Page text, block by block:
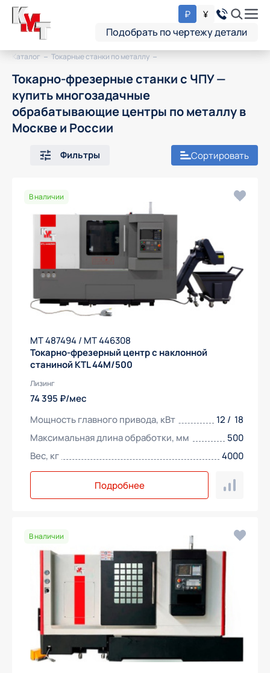
₽ ¥
Подобрать по чертежу детали
Каталог Токарные станки по металлу
Токарно-фрезерные станки с ЧПУ —
купить многозадачные
обрабатывающие центры по металлу в
Москве и России
Фильтры Сортировать
В наличии
МТ 487494 / МТ 446308
Токарно-фрезерный центр с наклонной
станиной KTL 44M/500
Лизинг
74 395 ₽/мес
Мощность главного привода, кВт
12 / 18
Максимальная длина обработки, мм
500
Вес, кг
4000
Подробнее
В наличии